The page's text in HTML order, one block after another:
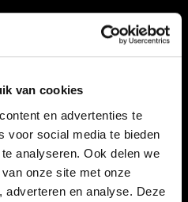
van cookies
en advertenties te
voor social media te bieden
analyseren. Ook delen we
onze site met onze
adverteren en analyse. Deze
KAARTVERKOOP